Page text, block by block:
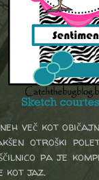
več kot
otroški
pa je
kot jaz.